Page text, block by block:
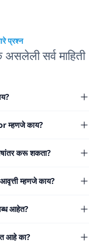
प्रश्न
सर्व माहिती
म्हणजे काय?
करू शकता?
आवृत्ती म्हणजे काय?
आहेत?
आहे का?